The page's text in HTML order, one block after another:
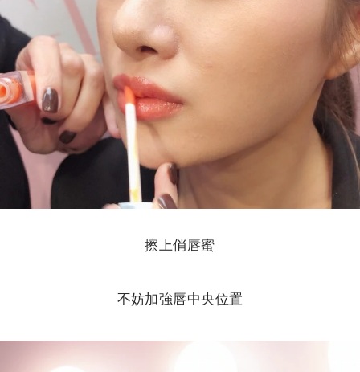
擦上俏唇蜜
不妨加強唇中央位置